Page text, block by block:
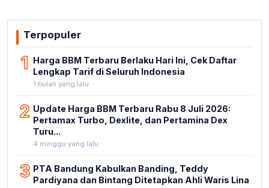
Terpopuler
1 Harga BBM Terbaru Berlaku Hari Ini, Cek Daftar
Lengkap Tarif di Seluruh Indonesia
1 bulan yang lalu
2 Update Harga BBM Terbaru Rabu 8 Juli 2026:
Pertamax Turbo, Dexlite, dan Pertamina Dex
Turu...
4 minggu yang lalu
3 PTA Bandung Kabulkan Banding, Teddy
Pardiyana dan Bintang Ditetapkan Ahli Waris Lina